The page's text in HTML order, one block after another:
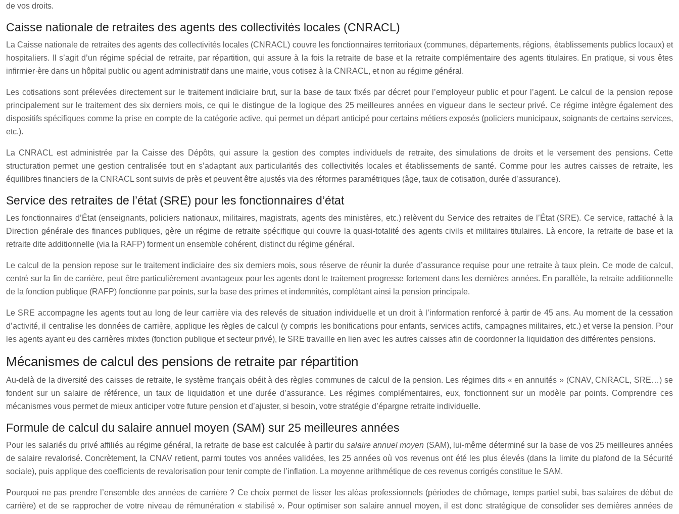
de vos droits.
Caisse nationale de retraites des agents des collectivités locales (CNRACL)
La Caisse nationale de retraites des agents des collectivités locales (CNRACL) couvre les fonctionnaires territoriaux (communes, départements, régions, établissements publics locaux) et
hospitaliers. Il s’agit d’un régime spécial de retraite, par répartition, qui assure à la fois la retraite de base et la retraite complémentaire des agents titulaires. En pratique, si vous êtes
infirmier·ère dans un hôpital public ou agent administratif dans une mairie, vous cotisez à la CNRACL, et non au régime général.
Les cotisations sont prélevées directement sur le traitement indiciaire brut, sur la base de taux fixés par décret pour l’employeur public et pour l’agent. Le calcul de la pension repose
principalement sur le traitement des six derniers mois, ce qui le distingue de la logique des 25 meilleures années en vigueur dans le secteur privé. Ce régime intègre également des
dispositifs spécifiques comme la prise en compte de la catégorie active, qui permet un départ anticipé pour certains métiers exposés (policiers municipaux, soignants de certains services,
etc.).
La CNRACL est administrée par la Caisse des Dépôts, qui assure la gestion des comptes individuels de retraite, des simulations de droits et le versement des pensions. Cette
structuration permet une gestion centralisée tout en s’adaptant aux particularités des collectivités locales et établissements de santé. Comme pour les autres caisses de retraite, les
équilibres financiers de la CNRACL sont suivis de près et peuvent être ajustés via des réformes paramétriques (âge, taux de cotisation, durée d’assurance).
Service des retraites de l’état (SRE) pour les fonctionnaires d’état
Les fonctionnaires d’État (enseignants, policiers nationaux, militaires, magistrats, agents des ministères, etc.) relèvent du Service des retraites de l’État (SRE). Ce service, rattaché à la
Direction générale des finances publiques, gère un régime de retraite spécifique qui couvre la quasi-totalité des agents civils et militaires titulaires. Là encore, la retraite de base et la
retraite dite additionnelle (via la RAFP) forment un ensemble cohérent, distinct du régime général.
Le calcul de la pension repose sur le traitement indiciaire des six derniers mois, sous réserve de réunir la durée d’assurance requise pour une retraite à taux plein. Ce mode de calcul,
centré sur la fin de carrière, peut être particulièrement avantageux pour les agents dont le traitement progresse fortement dans les dernières années. En parallèle, la retraite additionnelle
de la fonction publique (RAFP) fonctionne par points, sur la base des primes et indemnités, complétant ainsi la pension principale.
Le SRE accompagne les agents tout au long de leur carrière via des relevés de situation individuelle et un droit à l’information renforcé à partir de 45 ans. Au moment de la cessation
d’activité, il centralise les données de carrière, applique les règles de calcul (y compris les bonifications pour enfants, services actifs, campagnes militaires, etc.) et verse la pension. Pour
les agents ayant eu des carrières mixtes (fonction publique et secteur privé), le SRE travaille en lien avec les autres caisses afin de coordonner la liquidation des différentes pensions.
Mécanismes de calcul des pensions de retraite par répartition
Au‑delà de la diversité des caisses de retraite, le système français obéit à des règles communes de calcul de la pension. Les régimes dits « en annuités » (CNAV, CNRACL, SRE…) se
fondent sur un salaire de référence, un taux de liquidation et une durée d’assurance. Les régimes complémentaires, eux, fonctionnent sur un modèle par points. Comprendre ces
mécanismes vous permet de mieux anticiper votre future pension et d’ajuster, si besoin, votre stratégie d’épargne retraite individuelle.
Formule de calcul du salaire annuel moyen (SAM) sur 25 meilleures années
Pour les salariés du privé affiliés au régime général, la retraite de base est calculée à partir du salaire annuel moyen (SAM), lui‑même déterminé sur la base de vos 25 meilleures années
de salaire revalorisé. Concrètement, la CNAV retient, parmi toutes vos années validées, les 25 années où vos revenus ont été les plus élevés (dans la limite du plafond de la Sécurité
sociale), puis applique des coefficients de revalorisation pour tenir compte de l’inflation. La moyenne arithmétique de ces revenus corrigés constitue le SAM.
Pourquoi ne pas prendre l’ensemble des années de carrière ? Ce choix permet de lisser les aléas professionnels (périodes de chômage, temps partiel subi, bas salaires de début de
carrière) et de se rapprocher de votre niveau de rémunération « stabilisé ». Pour optimiser son salaire annuel moyen, il est donc stratégique de consolider ses dernières années de